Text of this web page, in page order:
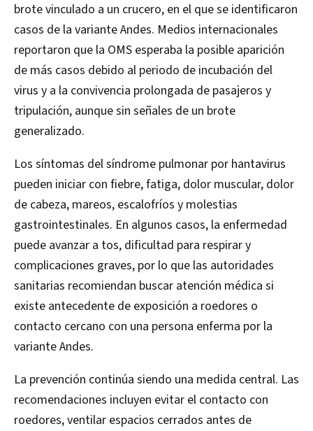
brote vinculado a un crucero, en el que se identificaron
casos de la variante Andes. Medios internacionales
reportaron que la OMS esperaba la posible aparición
de más casos debido al periodo de incubación del
virus y a la convivencia prolongada de pasajeros y
tripulación, aunque sin señales de un brote
generalizado.
Los síntomas del síndrome pulmonar por hantavirus
pueden iniciar con fiebre, fatiga, dolor muscular, dolor
de cabeza, mareos, escalofríos y molestias
gastrointestinales. En algunos casos, la enfermedad
puede avanzar a tos, dificultad para respirar y
complicaciones graves, por lo que las autoridades
sanitarias recomiendan buscar atención médica si
existe antecedente de exposición a roedores o
contacto cercano con una persona enferma por la
variante Andes.
La prevención continúa siendo una medida central. Las
recomendaciones incluyen evitar el contacto con
roedores, ventilar espacios cerrados antes de